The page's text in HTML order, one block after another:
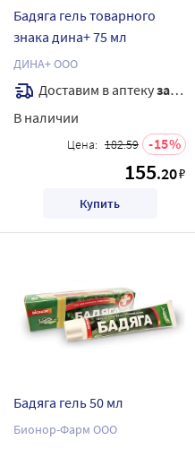
Бадяга гель товарного
знака дина+ 75 мл
ДИНА+ ООО
Доставим в аптекузавтра
В наличии
Цена: 182.59 15
155.20₽
Купить
Бадяга гель 50 мл
Бионор-Фарм ООО